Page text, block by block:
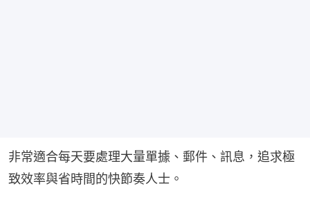
非常適合每天要處理大量單據、郵件、訊息，追求極
致效率與省時間的快節奏人士。